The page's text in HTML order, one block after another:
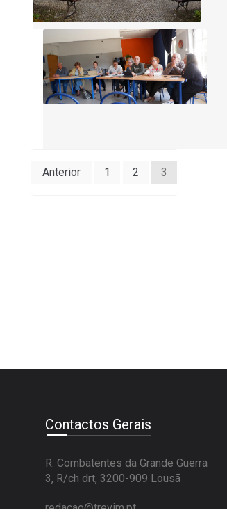
Paginação
Anterior 1 2 3
Contactos Gerais
R. Combatentes da Grande Guerra
3, R/ch drt, 3200-909 Lousã
redacao@trevim.pt